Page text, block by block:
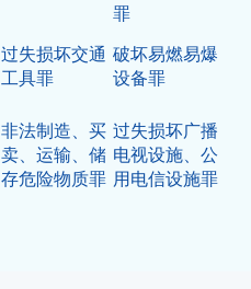
罪
过失损坏交通
工具罪
破坏易燃易爆
设备罪
非法制造、买
卖、运输、储
存危险物质罪
过失损坏广播
电视设施、公
用电信设施罪